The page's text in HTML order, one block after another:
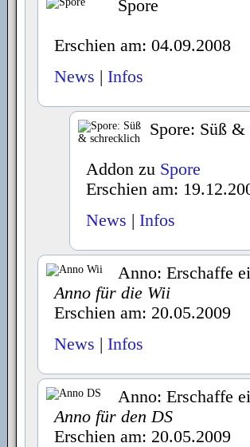
Spore
Erschien am: 04.09.2008
News | Infos
Spore: Süß
Addon zu Spore
Erschien am:
News | Infos
Anno: Erschaffe
Anno für die Wii
Erschien am: 20.05.2009
News | Infos
Anno: Erschaffe
Anno für den DS
Erschien am: 20.05.2009